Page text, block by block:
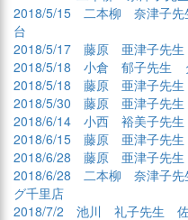
2018/5/15 二本柳 奈津子先
台
2018/5/17 藤原 亜津子先生
2018/5/18 小倉 郁子先生
2018/5/18 藤原 亜津子先生
2018/5/30 藤原 亜津子先生
2018/6/14 小西 裕美子先
2018/6/15 藤原 亜津子先生
2018/6/28 藤原 亜津子先生
2018/6/28 二本柳 奈津子先
グ千里店
2018/7/2 池川 礼子先生 佐